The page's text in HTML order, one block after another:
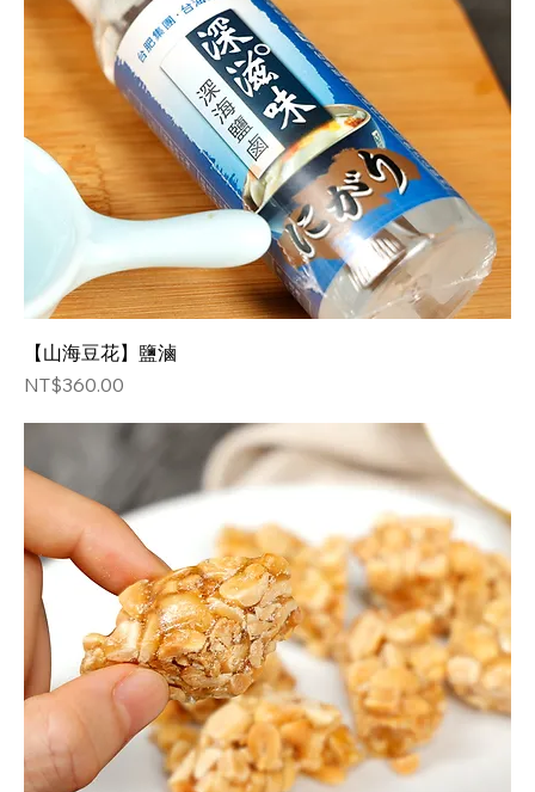
【山海豆花】鹽滷
価格
NT$360.00